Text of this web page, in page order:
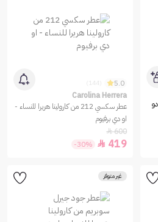
5.0
Carolina Herrera
عطر سكسي 212 من كارولينا هريرا للنساء -
او دي برفيوم
600

419

-30%
غير متوفر